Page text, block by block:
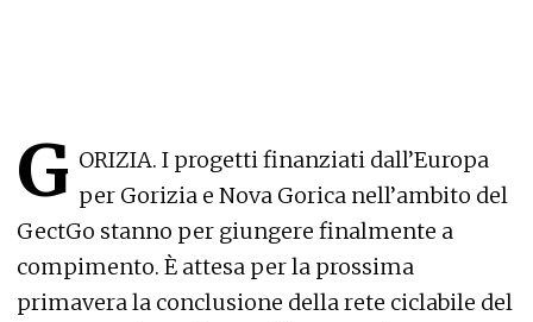
G ORIZIA. I progetti finanziati dall’Europa
per Gorizia e Nova Gorica nell’ambito del
GectGo stanno per giungere finalmente a
compimento. È attesa per la prossima
primavera la conclusione della rete ciclabile del